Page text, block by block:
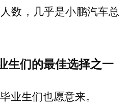
数， 几乎是小鹏汽车总
生们的最佳选择之一
业生们也愿意来。